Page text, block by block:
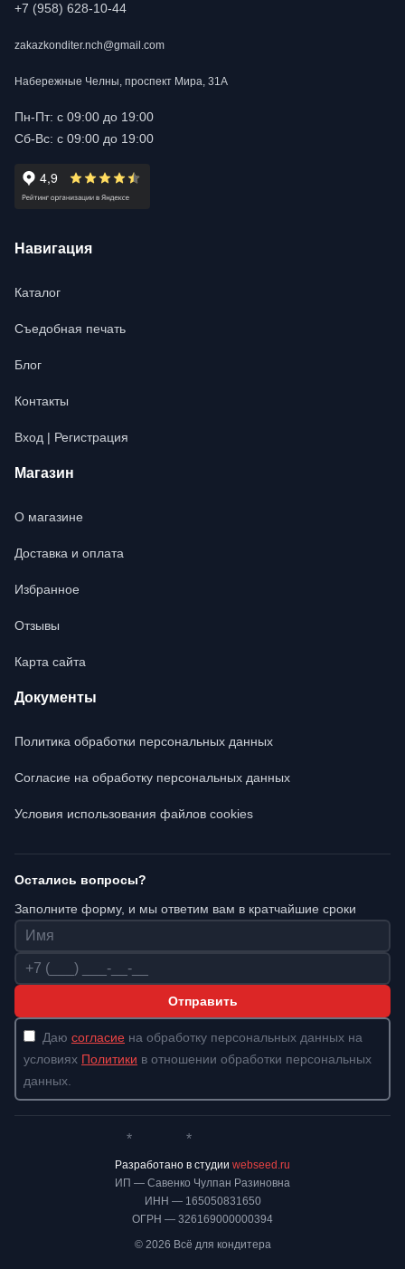
+7 (958) 628-10-44
zakazkonditer.nch@gmail.com
Набережные Челны, проспект Мира, 31А
Пн-Пт: с 09:00 до 19:00
Сб-Вс: с 09:00 до 19:00
Навигация
Каталог
Съедобная печать
Блог
Контакты
Вход | Регистрация
Магазин
О магазине
Доставка и оплата
Избранное
Отзывы
Карта сайта
Документы
Политика обработки персональных данных
Согласие на обработку персональных данных
Условия использования файлов cookies
Остались вопросы?
Заполните форму, и мы ответим вам в кратчайшие сроки
Имя
Телефон
Отправить
Даю согласие на обработку персональных данных на
условиях Политики в отношении обработки персональных
данных.
ИП — Савенко Чулпан Разиновна
ИНН — 165050831650
ОГРН — 326169000000394
© 2026 Всё для кондитера
* *
Разработано в студии webseed.ru